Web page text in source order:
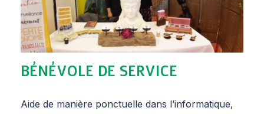
BÉNÉVOLE DE SERVICE
Aide de manière ponctuelle dans l’informatique,